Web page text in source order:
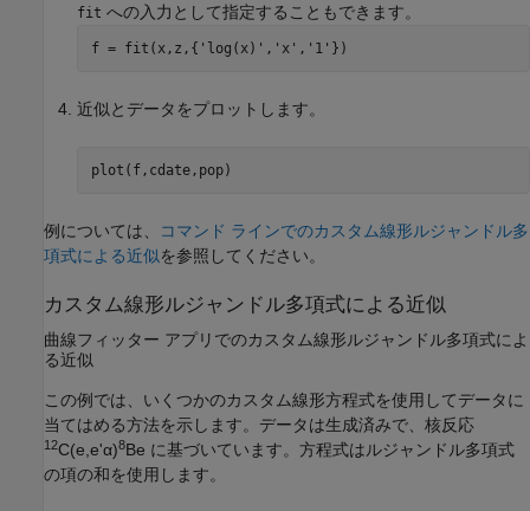
fit への入力として指定することもできます。
f = fit(x,z,{ 'log(x)' , 'x' , '1' })
近似とデータをプロットします。
plot(f,cdate,pop)
例については、
コマンド ラインでのカスタム線形ルジャンドル多
項式による近似を参照してください。
カスタム線形ルジャンドル多項式による近似
曲線フィッター アプリでのカスタム線形ルジャンドル多項式によ
る近似
この例では、いくつかのカスタム線形方程式を使用してデータに
当てはめる方法を示します。データは生成済みで、核反応
12C(e,e'α)8Be に基づいています。方程式はルジャンドル多項式
の項の和を使用します。